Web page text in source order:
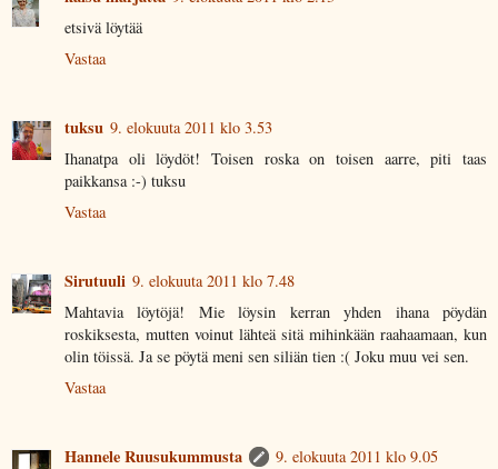
etsivä löytää
Vastaa
tuksu 9. elokuuta 2011 klo 3.53
Ihanatpa oli löydöt! Toisen roska on toisen aarre, piti taas
paikkansa :-) tuksu
Vastaa
Sirutuuli 9. elokuuta 2011 klo 7.48
Mahtavia löytöjä! Mie löysin kerran yhden ihana pöydän
roskiksesta, mutten voinut lähteä sitä mihinkään raahaamaan, kun
olin töissä. Ja se pöytä meni sen siliän tien :( Joku muu vei sen.
Vastaa
Hannele Ruusukummusta
9. elokuuta 2011 klo 9.05